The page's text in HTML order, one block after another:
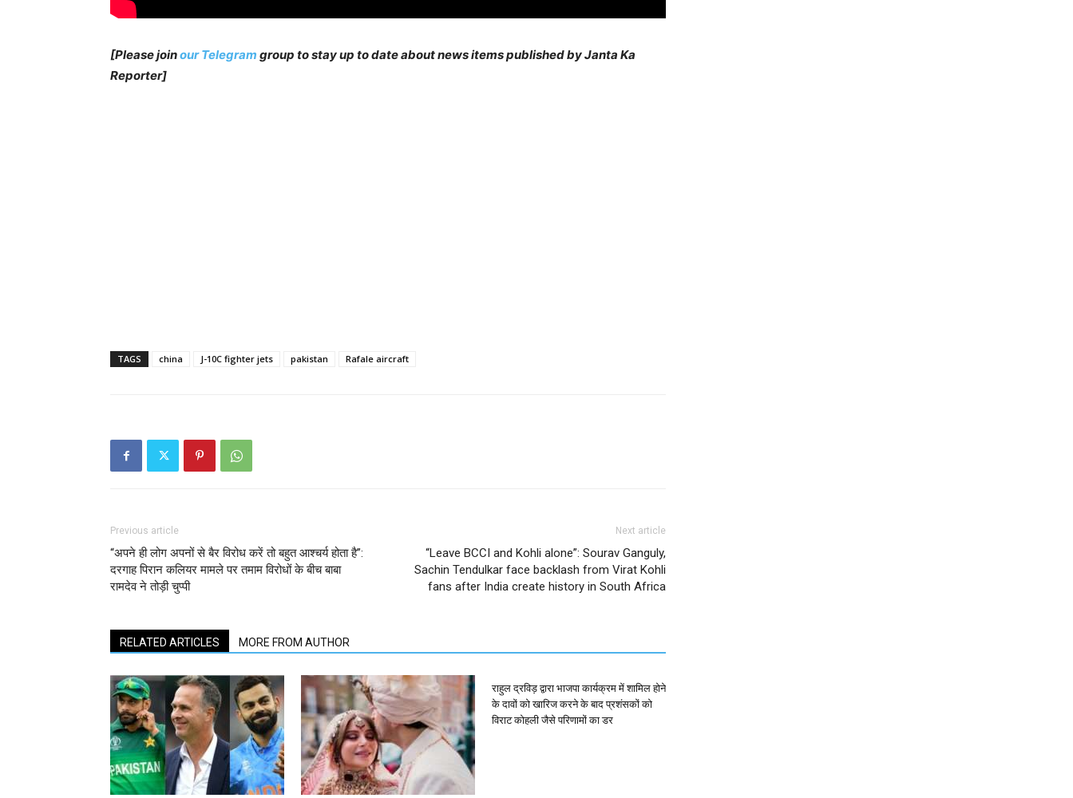
[Please joinour Telegram group to stay up to date about news items published by Janta Ka
Reporter]
TAGS china J-10C fighter jets pakistan Rafale aircraft
Previous article
“अपने ही लोग अपनों से बैर विरोध करें तो बहुत आश्चर्य होता है”:
दरगाह पिरान कलियर मामले पर तमाम विरोधों के बीच बाबा
रामदेव ने तोड़ी चुप्पी
Next article
“Leave BCCI and Kohli alone”: Sourav Ganguly,
Sachin Tendulkar face backlash from Virat Kohli
fans after India create history in South Africa
RELATED ARTICLES MORE FROM AUTHOR
राहुल द्रविड़ द्वारा भाजपा कार्यक्रम में शामिल होने
के दावों को खारिज करने के बाद प्रशंसकों को
विराट कोहली जैसे परिणामों का डर